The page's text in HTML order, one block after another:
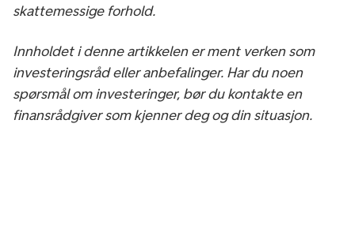
skattemessige forhold.
Innholdet i denne artikkelen er ment verken som
investeringsråd eller anbefalinger. Har du noen
spørsmål om investeringer, bør du kontakte en
finansrådgiver som kjenner deg og din situasjon.